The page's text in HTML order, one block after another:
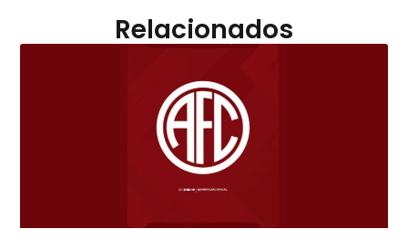
Relacionados